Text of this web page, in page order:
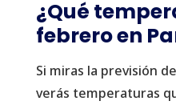
¿Qué
febrero en
Si miras la previsión
verás temperaturas